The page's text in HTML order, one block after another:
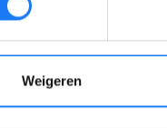
Weigeren